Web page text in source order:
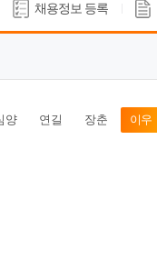
채용정보 등록
양 연길 장춘 이우